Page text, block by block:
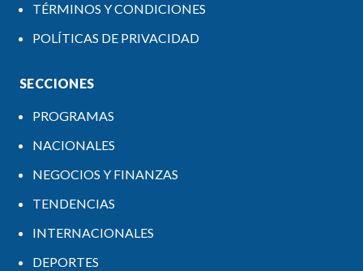
TÉRMINOS Y CONDICIONES
POLÍTICAS DE PRIVACIDAD
SECCIONES
PROGRAMAS
NACIONALES
NEGOCIOS Y FINANZAS
TENDENCIAS
INTERNACIONALES
DEPORTES